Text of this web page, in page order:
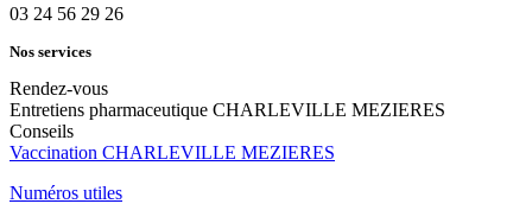
03 24 56 29 26
Nos services
Rendez-vous
Entretiens pharmaceutique CHARLEVILLE MEZIERES
Conseils
Vaccination CHARLEVILLE MEZIERES
Numéros utiles